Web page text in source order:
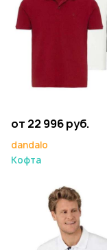
от 22 996 руб.
dandalo
Кофта